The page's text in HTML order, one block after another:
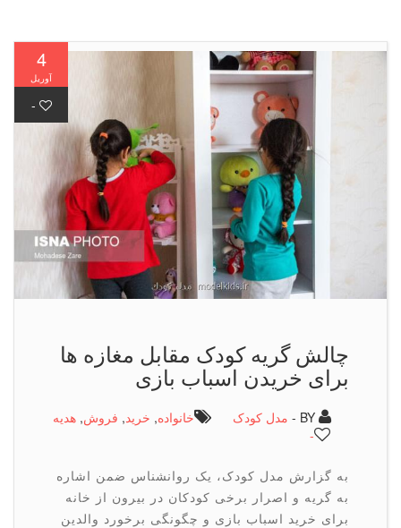
4
چالش گریه کودک مقابل مغازه ها
برای خریدن اسباب بازی
مدل کودک خانواده,خرید,فروش, هدیه
به گزارش مدل کودک، یک روانشناس ضمن اشاره
به گریه و اصرار برخی کودکان در بیرون از خانه
برای خرید اسباب بازی و چگونگی برخورد والدین